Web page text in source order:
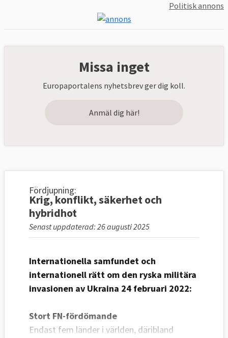
Politisk annons
Missa inget
Europaportalens nyhetsbrev ger dig koll.
Anmäl dig här!
Fördjupning:
Krig, konflikt, säkerhet och
hybridhot
Senast uppdaterad: 26 augusti 2025
Internationella samfundet och
internationell rätt om den ryska militära
invasionen av Ukraina 24 februari 2022:
Stort FN-fördömande
Endast fem länder i världen, däribland